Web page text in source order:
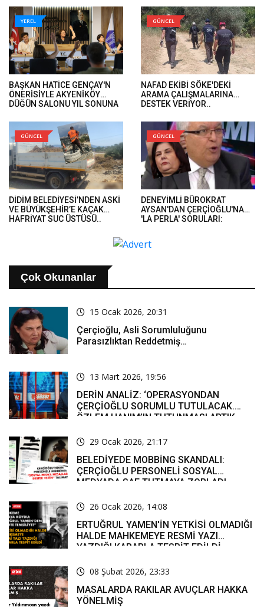
YEREL
BAŞKAN HATİCE GENÇAY'N
ÖNERİSİYLE AKYENİKÖY
DÜĞÜN SALONU YIL SONUNA
GÜNCEL
NAFAD EKİBİ SÖKE'DEKİ
ARAMA ÇALIŞMALARINA
DESTEK VERİYOR..
GÜNCEL
DİDİM BELEDİYESİ’NDEN ASKİ
VE BÜYÜKŞEHİR’E KAÇAK
HAFRİYAT SUÇ ÜSTÜSÜ..
GÜNCEL
DENEYİMLİ BÜROKRAT
AYSAN'DAN ÇERÇİOĞLU'NA
'LA PERLA' SORULARI:
Çok Okunanlar
15 Ocak 2026, 20:31
Çerçioğlu, Asli Sorumluluğunu
Parasızlıktan Reddetmiş…
13 Mart 2026, 19:56
DERİN ANALİZ: ‘OPERASYONDAN
ÇERÇİOĞLU SORUMLU TUTULACAK.
ÖZLEM HANIM’IN TUTUNMASI ARTIK
29 Ocak 2026, 21:17
BELEDİYEDE MOBBİNG SKANDALI:
ÇERÇİOĞLU PERSONELİ SOSYAL
MEDYADA SAF TUTMAYA ZORLADI
26 Ocak 2026, 14:08
ERTUĞRUL YAMEN'İN YETKİSİ OLMADIĞI
HALDE MAHKEMEYE RESMİ YAZI
YAZDIĞI KARARLA TESPİT EDİLDİ
08 Şubat 2026, 23:33
MASALARDA RAKILAR AVUÇLAR HAKKA
YÖNELMİŞ